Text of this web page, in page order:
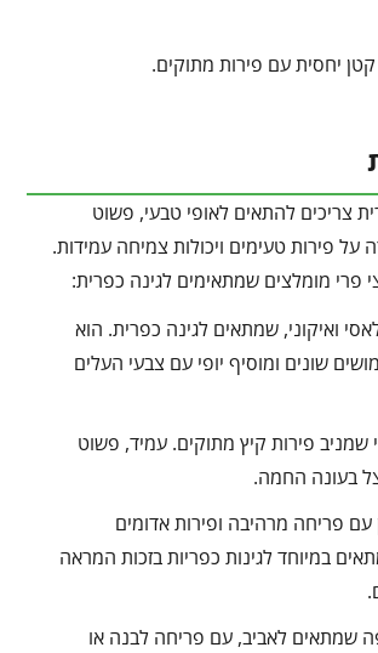
יחסית עם פירות מתוקים.
צריכים להתאים לאופי טבעי, פשוט
על פירות טעימים ויכולות צמיחה עמידות.
פרי מומלצים שמתאימים לגינה כפרית:
ואיקוני, שמתאים לגינה כפרית. הוא
שונים ומוסיף יופי עם צבעי העלים
שמניב פירות קיץ מתוקים. עמיד, פשוט
בעונה החמה.
פריחה מרהיבה ופירות אדומים
במיוחד לגינות כפריות בזכות המראה
שמתאים לאביב, עם פריחה לבנה או